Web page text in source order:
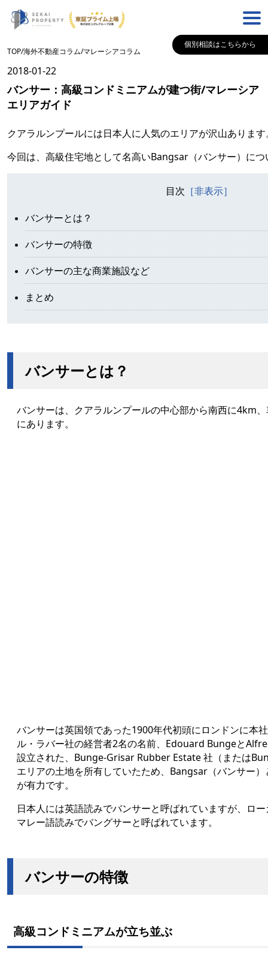
個別相談はこちらから
TOP/海外不動産コラム/マレーシアコラム
2018-01-22
バンサー：高級コンドミニアムが建つ街/マレーシア
エリアガイド
クアラルンプールには日本人に人気のエリアが沢山あります
今回は、高級住宅地として名高いBangsar（バンサー）に
目次
バンサーとは？
バンサーの特徴
バンサーの主な商業施設など
まとめ
バンサーとは？
バンサーは、クアラルンプールの中心部から南西に4km
にあります。
バンサーは英国領であった1900年代初頭にロンドンに本
ル・ラバー社の経営者2名の名前、Edouard Bungeと
設立された、Bunge-Grisar Rubber Estate 社（または
エリアの土地を所有していたため、Bangsar（バンサー
が有力です。
日本人には英語読みでバンサーと呼ばれていますが、ロ
マレー語読みでバングサーと呼ばれています。
バンサーの特徴
高級コンドミニアムが立ち並ぶ